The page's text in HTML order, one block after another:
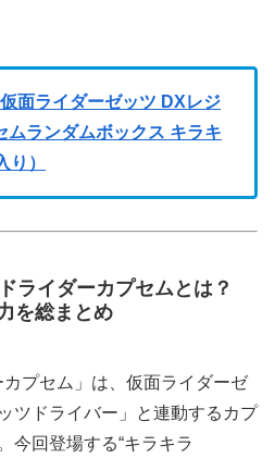
面ライダーゼッツ DXレジ
ムランダムボックス キラキ
）
ライダーカプセムとは？
を総まとめ
カプセム」は、仮面ライダーゼ
ツドライバー」と連動するカプ
今回登場する“キラキラ